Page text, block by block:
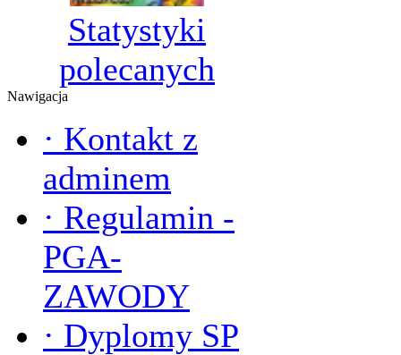
Statystyki
polecanych
Nawigacja
· Kontakt z
adminem
· Regulamin -
PGA-
ZAWODY
· Dyplomy SP